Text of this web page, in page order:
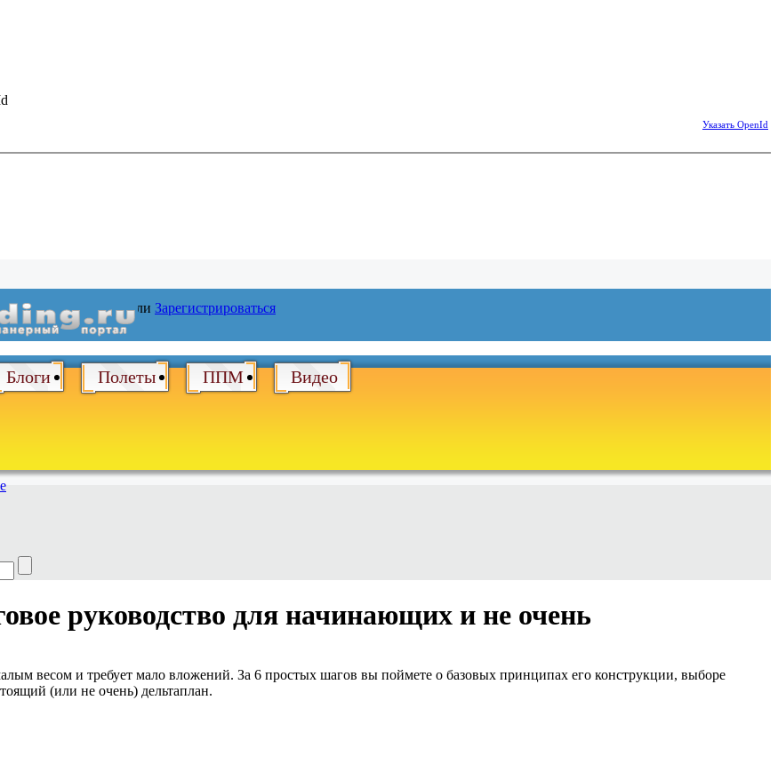
Указать OpenId
Войтиили Зарегистрироваться
Блоги Полеты ППМ Видео
руководство для начинающих и не очень
весом и требует мало вложений. За 6 простых шагов вы поймете о базовых принципах его конструкции, выборе
(или не очень) дельтаплан.